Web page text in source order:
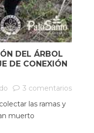
DEL ÁRBOL
DE CONEXIÓN
3 comentarios
las ramas y
muerto